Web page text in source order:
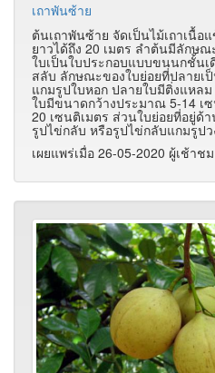
เถาพันซ้าย
ต้นเถาพันซ้าย จัดเป็นไม้เถาเนื้
ยาวได้ถึง 20 เมตร ลำต้นมีลักษ
ใบเป็นใบประกอบแบบขนนกชั้นเ
สลับ ลักษณะของใบย่อยที่ปลายเ
แกมรูปใบหอก ปลายใบมีติ่งแหล
ใบมีขนาดกว้างประมาณ 5-14 เ
20 เซนติเมตร ส่วนใบย่อยที่อยู่ด้
รูปไข่กลับ หรือรูปไข่กลับแกมรูป
เผยแพร่เมื่อ 26-05-2020 ผู้เช้าช